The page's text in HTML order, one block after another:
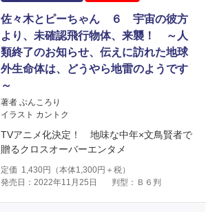
佐々木とピーちゃん ６ 宇宙の彼方
より、未確認飛行物体、来襲！ ～人
類終了のお知らせ、伝えに訪れた地球
外生命体は、どうやら地雷のようです
～
著者 ぶんころり
イラスト カントク
TVアニメ化決定！ 地味な中年×文鳥賢者で
贈るクロスオーバーエンタメ
定価 1,430円（本体1,300円＋税）
発売日：2022年11月25日
判型：Ｂ６判